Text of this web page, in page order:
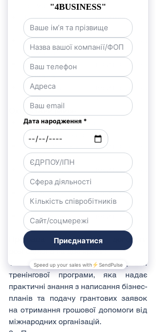
громада
Бочанівська територіальна
громада
Буринська територіальна
громада
Дубов’язівська територіальна
громада
Полівська територіальна
громада
Охтирський район
Великописарівська
територіальна громада
Боромлянська територіальна
громада
Тростянецька територіальна
громада
Охтирська територіальна
громада
Кирилівська територіальна
громада
Програма надання допомоги
розподілена на два кроки:
1. Проходження дводенної
тренінгової програми, яка надає
практичні знання з написання бізнес-
планів та подачу грантових заявок
на отримання грошової допомоги від
міжнародних організацій.